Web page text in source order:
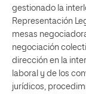
gestionado la
Representación
mesas
negociación
dirección en la
laboral y de los
jurídicos,